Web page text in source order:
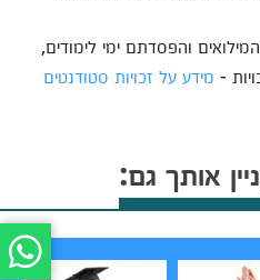
והפסדתם ימי לימודים,
- מידע על זכויות סטודנטים
אותך גם: